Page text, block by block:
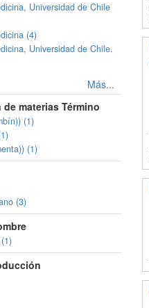
Universidad de Chile
(4)
Universidad de Chile.
Más...
materias Término
(1)
(1)
(3)